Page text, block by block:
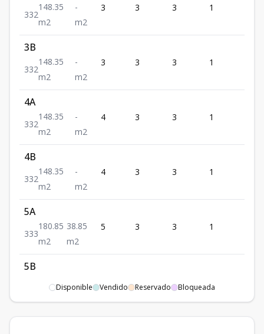
332
148.35
m2
-
m2
3 3 3 1
3B
332
148.35
m2
-
m2
3 3 3 1
4A
332
148.35
m2
-
m2
4 3 3 1
4B
332
148.35
m2
-
m2
4 3 3 1
5A
333
180.85
m2
38.85
m2
5 3 3 1
5B
3 1
Apto
Disponible Vendido Reservado Bloqueada